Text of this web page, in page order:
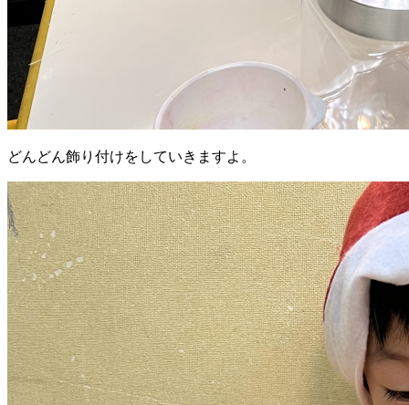
どんどん飾り付けをしていきますよ。